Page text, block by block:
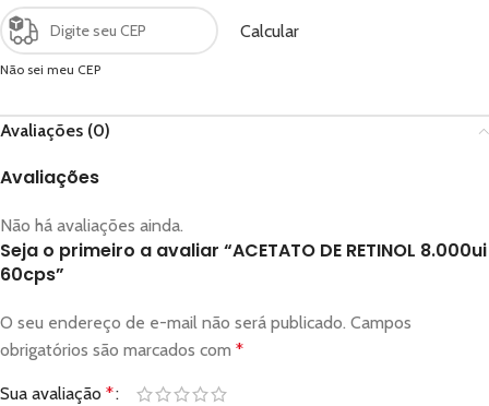
Calcular
Não sei meu CEP
Avaliações (0)
Avaliações
Não há avaliações ainda.
Seja o primeiro a avaliar “ACETATO DE RETINOL 8.000ui
60cps”
O seu endereço de e-mail não será publicado. Campos
obrigatórios são marcados com *
Sua avaliação *